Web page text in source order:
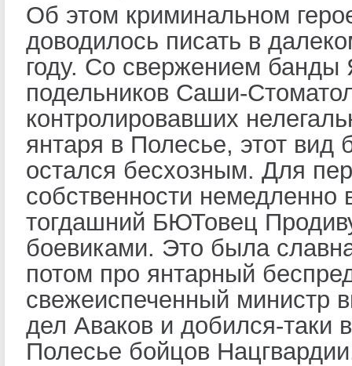
Об этом криминальном
доводилось писать в
году. Со свержением банды
подельников Саши-
контролировавших
янтаря в Полесье, этот вид
остался бесхозным. Для
собственности немедленно
тогдашний БЮТовец
боевиками. Это была
потом про янтарный
свежеиспеченный министр
дел Аваков и добился-таки
Полесье бойцов